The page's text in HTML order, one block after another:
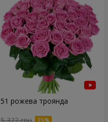
51 рожева троянда